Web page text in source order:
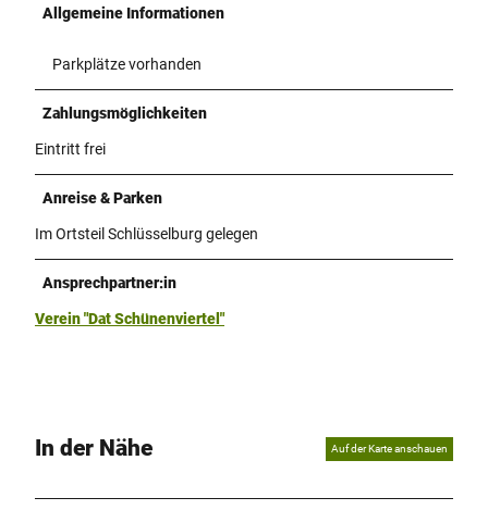
Allgemeine Informationen
Parkplätze vorhanden
Zahlungsmöglichkeiten
Eintritt frei
Anreise & Parken
Im Ortsteil Schlüsselburg gelegen
Ansprechpartner:in
Verein "Dat Schünenviertel"
In der Nähe Auf der Karte anschauen